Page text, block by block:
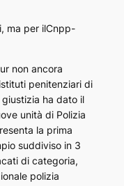
ma per ilCnpp-
non ancora
penitenziari di
ha dato il
unità di Polizia
la prima
suddiviso in 3
di categoria,
polizia